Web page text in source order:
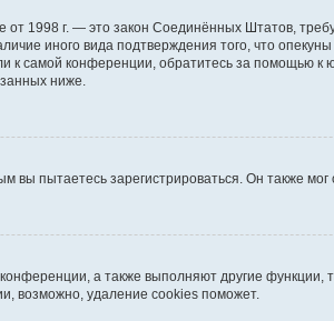
1998 г. — это закон Соединённых Штатов,
иного вида подтверждения того, что
самой конференции, обратитесь за помощью к
ниже.
пытаетесь зарегистрироваться. Он также
а также выполняют другие функции,
возможно, удаление cookies поможет.